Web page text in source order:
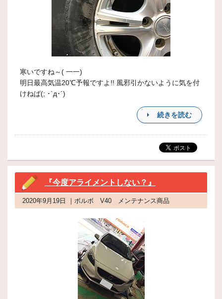
寒いですね～( 一一)
明日最高気温20℃予報ですよ!! 風邪引かないように気を付
けねば(; ･`д･´)
続きを読む
『今度アライメントしない？』
2020年9月19日 ｜ボルボ V40 メンテナンス商品